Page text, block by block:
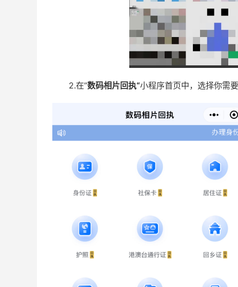
2.在”数码相片回执“小程序首页中，选择你需